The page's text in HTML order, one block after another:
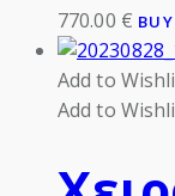
770.00 €
Add to
Add to